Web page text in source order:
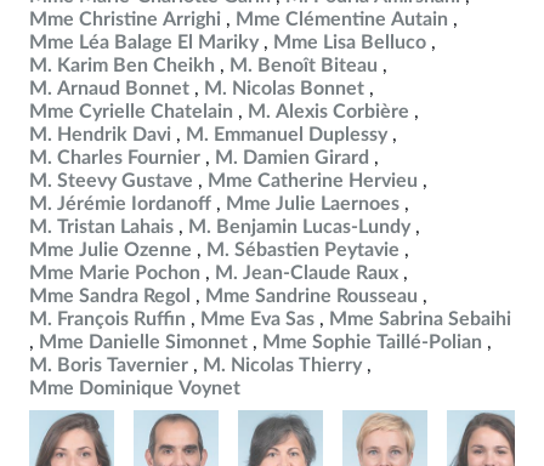
Mme Christine Arrighi
Mme Clémentine Autain
Mme Léa Balage El Mariky
Mme Lisa Belluco
M. Karim Ben Cheikh
M. Benoît Biteau
M. Arnaud Bonnet
M. Nicolas Bonnet
Mme Cyrielle Chatelain
M. Alexis Corbière
M. Hendrik Davi
M. Emmanuel Duplessy
M. Charles Fournier
M. Damien Girard
M. Steevy Gustave
Mme Catherine Hervieu
M. Jérémie Iordanoff
Mme Julie Laernoes
M. Tristan Lahais
M. Benjamin Lucas-Lundy
Mme Julie Ozenne
M. Sébastien Peytavie
Mme Marie Pochon
M. Jean-Claude Raux
Mme Sandra Regol
Mme Sandrine Rousseau
M. François Ruffin
Mme Eva Sas
Mme Sabrina Sebaihi
Mme Danielle Simonnet
Mme Sophie Taillé-Polian
M. Boris Tavernier
M. Nicolas Thierry
Mme Dominique Voynet